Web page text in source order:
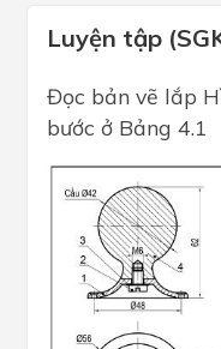
Luyện tập
Đọc bản vẽ lắp
bước ở Bảng 4.1